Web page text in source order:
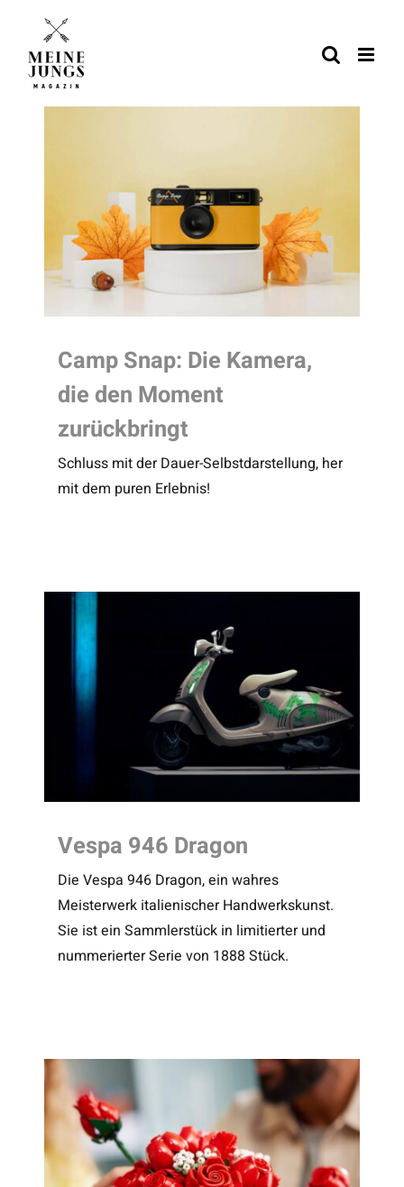
springen
Camp Snap: Die Kamera,
die den Moment
zurückbringt
Schluss mit der Dauer-Selbstdarstellung, her
mit dem puren Erlebnis!
Vespa 946 Dragon
Die Vespa 946 Dragon, ein wahres
Meisterwerk italienischer Handwerkskunst.
Sie ist ein Sammlerstück in limitierter und
nummerierter Serie von 1888 Stück.